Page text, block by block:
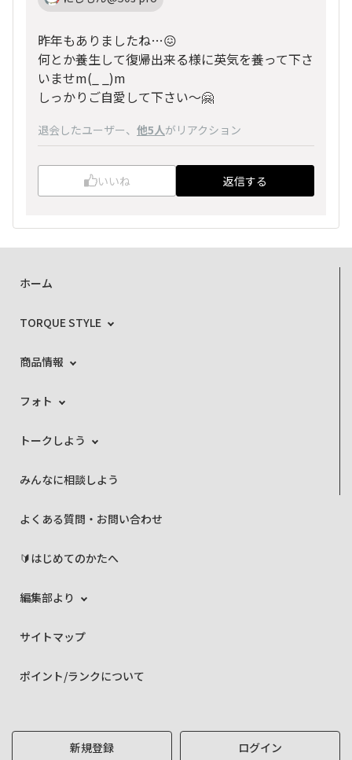
昨年もありましたね…😖
何とか養生して復帰出来る様に英気を養って下さ
いませm(_ _)m
しっかりご自愛して下さい〜🤗
退会したユーザー、 他5人がリアクション
いいね 返信する
ホーム
TORQUE STYLE
商品情報
フォト
トークしよう
みんなに相談しよう
よくある質問・お問い合わせ
🔰はじめてのかたへ
編集部より
サイトマップ
ポイント/ランクについて
新規登録 ログイン